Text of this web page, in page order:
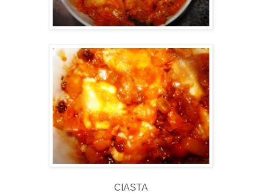
CIASTA